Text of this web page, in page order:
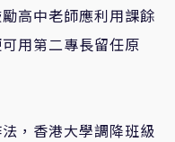
高中老師應利用課餘
用第二專長留任原
，香港大學調降班級